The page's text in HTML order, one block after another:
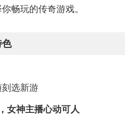
畅玩的传奇游戏。
色
选新游
女神主播心动可人